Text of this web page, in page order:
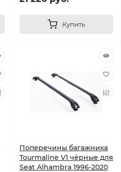
Купить
Поперечины багажника
Tourmaline V1 чёрные для
Seat Alhambra 1996-2020